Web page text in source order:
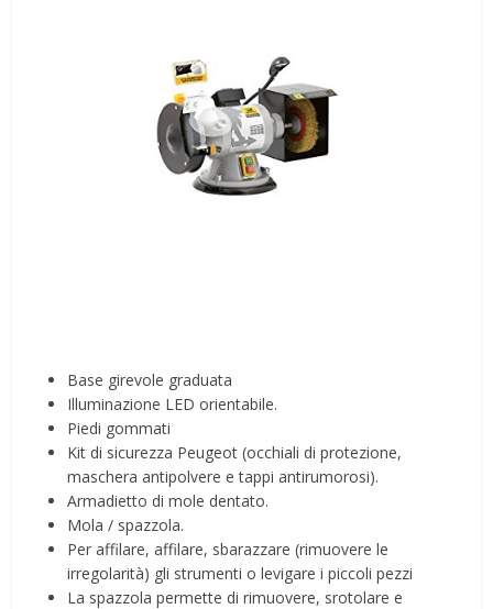
Base girevole graduata
Illuminazione LED orientabile.
Piedi gommati
Kit di sicurezza Peugeot (occhiali di protezione,
maschera antipolvere e tappi antirumorosi).
Armadietto di mole dentato.
Mola / spazzola.
Per affilare, affilare, sbarazzare (rimuovere le
irregolarità) gli strumenti o levigare i piccoli pezzi
La spazzola permette di rimuovere, srotolare e